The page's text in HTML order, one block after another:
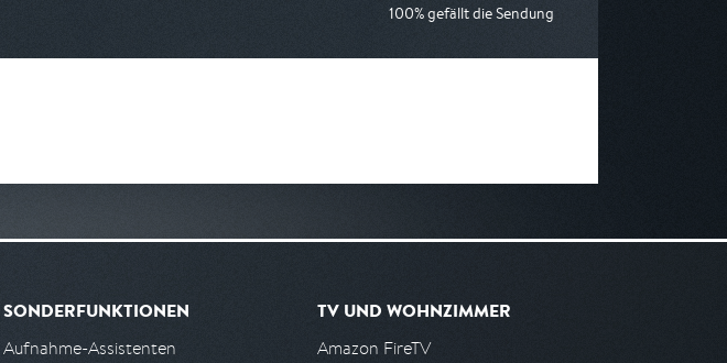
100% gefällt die Sendung
SONDERFUNKTIONEN
Aufnahme-Assistenten
TV UND WOHNZIMMER
Amazon FireTV